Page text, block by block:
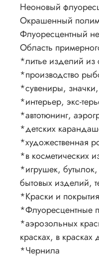
Неоновый
Окрашенный
Флуоресцентный
Область
*литье изделий
*производство
*сувениры,
*интерьер, экс-
*автотюнинг,
*детских
*художественная
*в косметических
*игрушек, бутылок,
бытовых изделий,
*Краски и покрытия
*Флуоресцентные
*аэрозольных
красках, в
*Чернила